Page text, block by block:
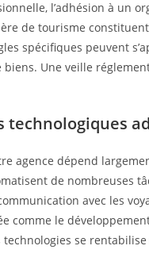
l’adhésion à un
de tourisme
spécifiques peuvent
Une veille
technologiques
agence dépend
de nombreuses
avec les
comme le
technologies se